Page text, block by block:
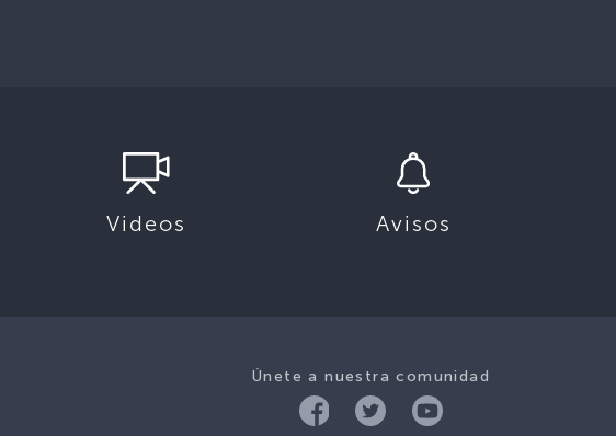
Videos Avisos
Únete a nuestra comunidad